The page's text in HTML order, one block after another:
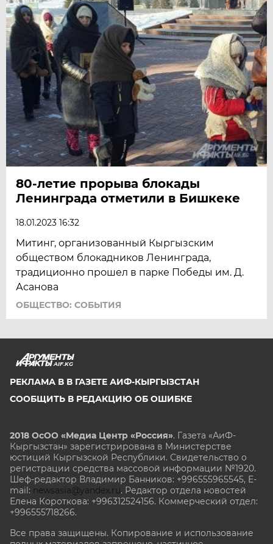
80-летие прорыва блокады
Ленинграда отметили в Бишкеке
18.01.2023 16:32
Митинг, организованный Кыргызским
обществом блокадников Ленинграда,
традиционно прошел в парке Победы им. Д.
Асанова
ОБЩЕСТВО: СОБЫТИЯ
AIF.KG
РЕКЛАМА В В ГАЗЕТЕ АИФ-КЫРГЫЗСТАН
СООБЩИТЬ В РЕДАКЦИЮ ОБ ОШИБКЕ
2018 ОсОО «Медиа Центр «Россия». Газета «АиФ-
Кыргызстан» зарегистрирована в Министерстве
юстиций Кыргызской Республики. Свидетельство о
регистрации средства массовой информации №1920.
Шеф-редактор Владимир Банников: +996555965545, E-
mail: newsasia@yandex.ru. Редактор отдела новостей
Елена Короткова: +996312524156. Коммерческий отдел:
+996555718266.
Все права защищены. Копирование и использование